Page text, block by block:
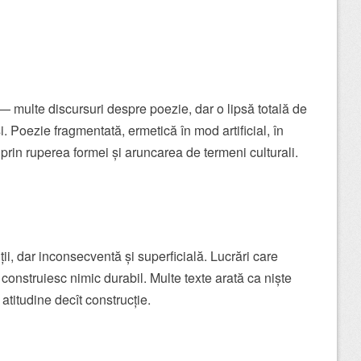
multe discursuri despre poezie, dar o lipsă totală de
Poezie fragmentată, ermetică în mod artificial, în
ruperea formei și aruncarea de termeni culturali.
dar inconsecventă și superficială. Lucrări care
nimic durabil. Multe texte arată ca niște
decît construcție.